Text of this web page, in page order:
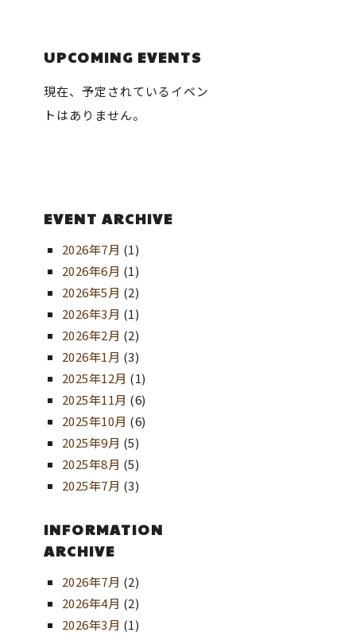
UPCOMING EVENTS
現在、予定されているイベン
トはありません。
EVENT ARCHIVE
2026年7月 (1)
2026年6月 (1)
2026年5月 (2)
2026年3月 (1)
2026年2月 (2)
2026年1月 (3)
2025年12月 (1)
2025年11月 (6)
2025年10月 (6)
2025年9月 (5)
2025年8月 (5)
2025年7月 (3)
INFORMATION
ARCHIVE
2026年7月 (2)
2026年4月 (2)
2026年3月 (1)